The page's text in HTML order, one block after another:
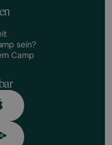
sein?
Camp